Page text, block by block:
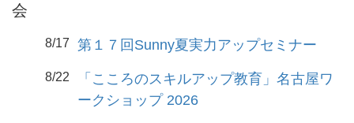
会
8/17 第１７回Sunny夏実力アップセミナー
8/22
「こころのスキルアップ教育」名古屋ワ
ークショップ 2026